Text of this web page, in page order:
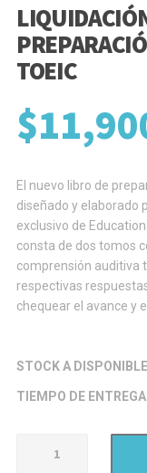
TOEIC
$
El nuevo libro de
diseñado y elaborado
exclusivo de
consta de dos tomos
comprensión auditiva
respectivas
chequear el avance y
STOCK A
TIEMPO DE